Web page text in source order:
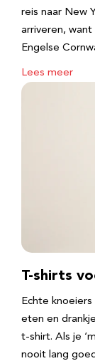
reis naar New
arriveren, want
Engelse
Lees meer
T-shirts
Echte
eten en
t-shirt. Als je
nooit lang